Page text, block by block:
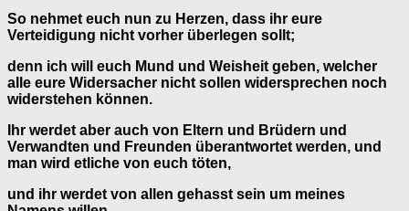
So nehmet euch nun zu Herzen, dass ihr eure
Verteidigung nicht vorher überlegen sollt;
denn ich will euch Mund und Weisheit geben, welcher
alle eure Widersacher nicht sollen widersprechen noch
widerstehen können.
Ihr werdet aber auch von Eltern und Brüdern und
Verwandten und Freunden überantwortet werden, und
man wird etliche von euch töten,
und ihr werdet von allen gehasst sein um meines